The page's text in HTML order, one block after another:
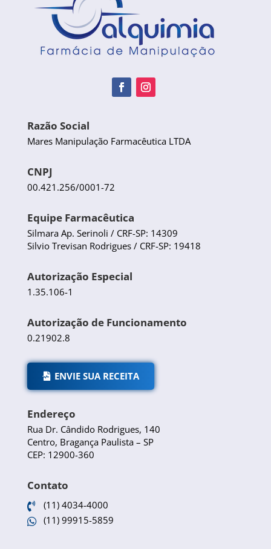
Razão Social
Mares Manipulação Farmacêutica LTDA
CNPJ
00.421.256/0001-72
Equipe Farmacêutica
Silmara Ap. Serinoli / CRF-SP: 14309
Silvio Trevisan Rodrigues / CRF-SP: 19418
Autorização Especial
1.35.106-1
Autorização de Funcionamento
0.21902.8
ENVIE SUA RECEITA
Endereço
Rua Dr. Cândido Rodrigues, 140
Centro, Bragança Paulista – SP
CEP: 12900-360
Contato
 (11) 4034-4000
 (11) 99915-5859